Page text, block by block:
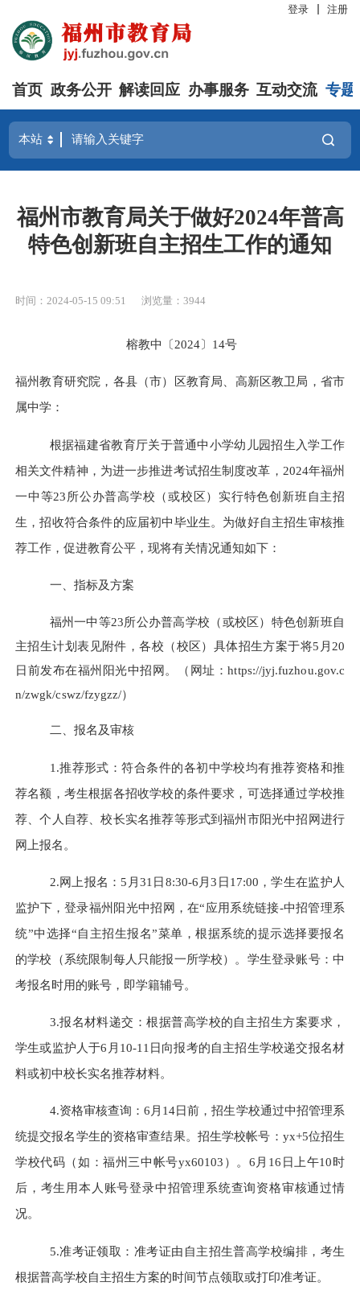
登录 注册
首页 政务公开 解读回应 办事服务 互动交流 专题
福州市教育局关于做好2024年普高
特色创新班自主招生工作的通知
时间：2024-05-15 09:51 浏览量：3944
榕教中 〔2024〕 14号
福州教育研究院 ， 各县（市）区教育局、 高新区教卫局 ， 省市
属中学：
根据福建省教育厅关于普通中小学幼儿园招生入学工作
相关文件精神，为进一步推进考试招生制度改革 ， 2024年福州
一中等23 所公办普高学校 （或校区） 实行特色创新班 自主招
生，招收符合条件的应届初中毕业生。为做好自主招生审核推
荐工作，促进教育公平，现将有关情况通知如下：
一、 指标及方案
福州一中等23所公办普高学校（或校区）特色创新班自
主招生计划表见附件 ，各校（校区）具体招生方案于将5月20
日前发布在福州阳光中招网。 （网址：https://jyj.fuzhou.gov.c
n/zwgk/cswz/fzygzz/）
二、 报名及审核
1.推荐形式：符合条件的各初中学校均有推荐资格和推
荐名额，考生根据各招收学校的条件要求，可选择通过学校推
荐、个人自荐、校长实名推荐等形式到福州市阳光中招网进行
网上报名。
2.网上报名：5月31日8:30-6月3日17:00，学生在监护人
监护下，登录福州阳光中招网 ，在“应用系统链接-中招管理系
统”中选择“自主招生报名”菜单，根据系统的提示选择要报名
的学校（系统限制每人只能报一所学校）。学生登录账号：中
考报名时用的账号，即学籍辅号。
3.报名材料递交：根据普高学校的自主招生方案要求，
学生或监护人于6月10-11日向报考的自主招生学校递交报名材
料或初中校长实名推荐材料。
4.资格审核查询：6月14日前，招生学校通过中招管理系
统提交报名学生的资格审查结果。招生学校帐号：yx+5位招生
学校代码（如：福州三中帐号yx60103）。6月16日上午10时
后，考生用本人账号登录中招管理系统查询资格审核通过情
况。
5.准考证领取：准考证由自主招生普高学校编排，考生
根据普高学校自主招生方案的时间节点领取或打印准考证。